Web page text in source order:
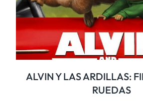
ALVIN Y LAS ARDILLAS:
RUEDAS